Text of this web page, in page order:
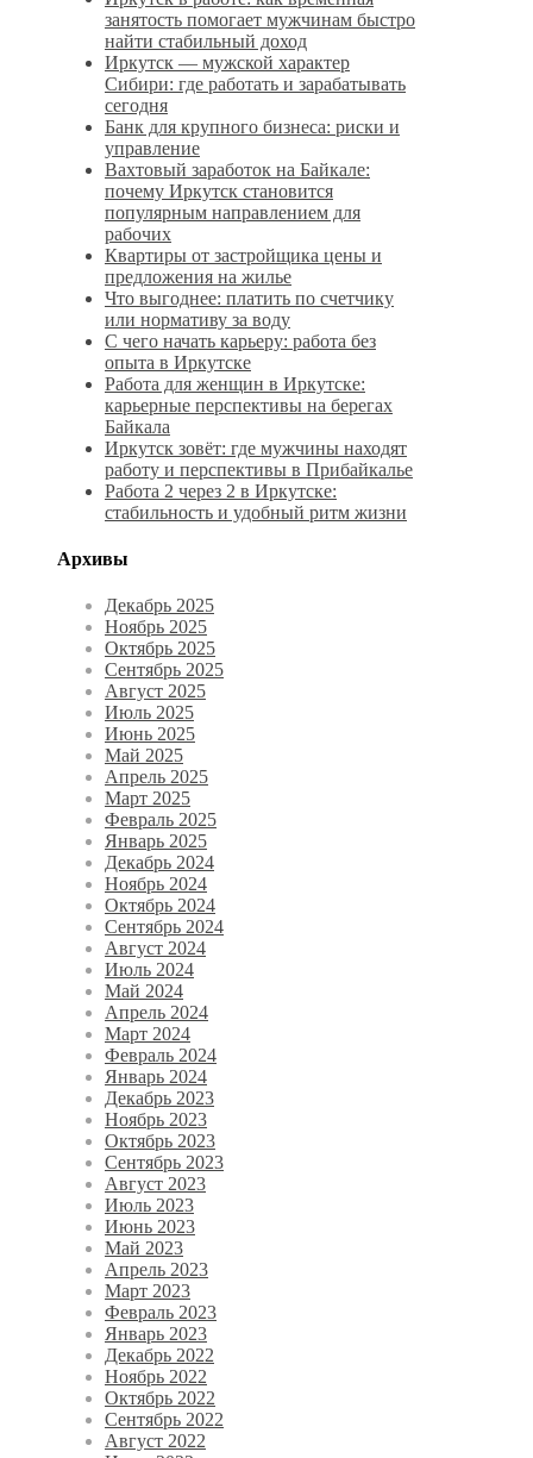
занятость помогает мужчинам быстро
найти стабильный доход
Иркутск — мужской характер
Сибири: где работать и зарабатывать
сегодня
Банк для крупного бизнеса: риски и
управление
Вахтовый заработок на Байкале:
почему Иркутск становится
популярным направлением для
рабочих
Квартиры от застройщика цены и
предложения на жилье
Что выгоднее: платить по счетчику
или нормативу за воду
С чего начать карьеру: работа без
опыта в Иркутске
Работа для женщин в Иркутске:
карьерные перспективы на берегах
Байкала
Иркутск зовёт: где мужчины находят
работу и перспективы в Прибайкалье
Работа 2 через 2 в Иркутске:
стабильность и удобный ритм жизни
Архивы
Декабрь 2025
Ноябрь 2025
Октябрь 2025
Сентябрь 2025
Август 2025
Июль 2025
Июнь 2025
Май 2025
Апрель 2025
Март 2025
Февраль 2025
Январь 2025
Декабрь 2024
Ноябрь 2024
Октябрь 2024
Сентябрь 2024
Август 2024
Июль 2024
Май 2024
Апрель 2024
Март 2024
Февраль 2024
Январь 2024
Декабрь 2023
Ноябрь 2023
Октябрь 2023
Сентябрь 2023
Август 2023
Июль 2023
Июнь 2023
Май 2023
Апрель 2023
Март 2023
Февраль 2023
Январь 2023
Декабрь 2022
Ноябрь 2022
Октябрь 2022
Сентябрь 2022
Август 2022